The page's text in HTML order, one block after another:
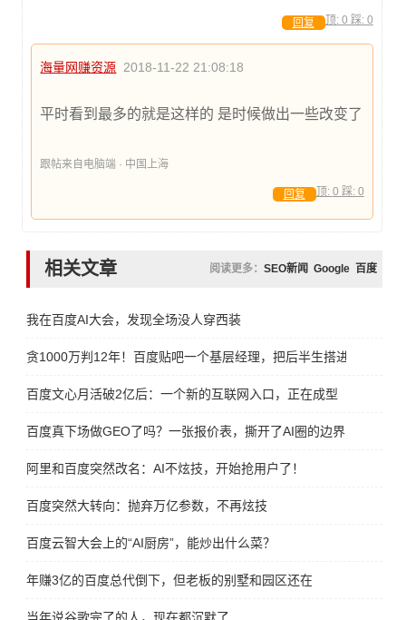
顶: 0 踩: 0
回复
海量网赚资源 2018-11-22 21:08:18
平时看到最多的就是这样的 是时候做出一些改变了
跟帖来自电脑端 · 中国上海
顶: 0 踩: 0
回复
相关文章 阅读更多： SEO新闻 Google 百度
我在百度AI大会，发现全场没人穿西装
贪1000万判12年！百度贴吧一个基层经理，把后半生搭进去了
百度文心月活破2亿后：一个新的互联网入口，正在成型
百度真下场做GEO了吗？一张报价表，撕开了AI圈的边界
阿里和百度突然改名：AI不炫技，开始抢用户了！
百度突然大转向：抛弃万亿参数，不再炫技
百度云智大会上的“AI厨房”，能炒出什么菜？
年赚3亿的百度总代倒下，但老板的别墅和园区还在